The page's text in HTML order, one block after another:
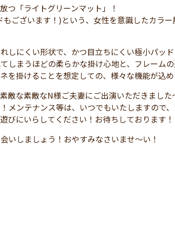
つ「ライトグリーンマット」！
ございます！)という、女性を意識したカラー
しにくい形状で、かつ目立ちにくい極小パッド
しまうほどの柔らかな掛け心地と、フレーム
を掛けることを想定しての、様々な機能が込
敵な素敵なN様ご夫妻にご出演いただきまし
メンテナンス等は、いつでもいたしますので
びにいらしてください！お待ちしております！
いしましょう！おやすみなさいませ～い！